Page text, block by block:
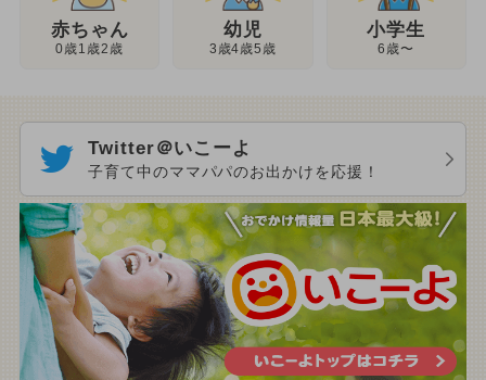
赤ちゃん
0歳1歳2歳
幼児
3歳4歳5歳
小学生
6歳〜
Twitter＠いこーよ
子育て中のママパパのお出かけを応援！